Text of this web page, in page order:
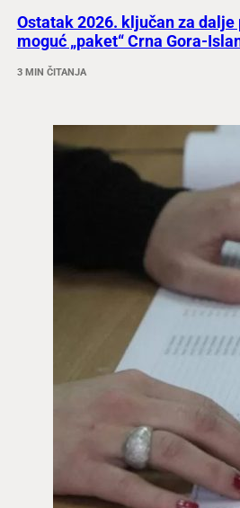
Ostatak 2026. ključan za dalje
moguć „paket“ Crna Gora-
3 MIN ČITANJA